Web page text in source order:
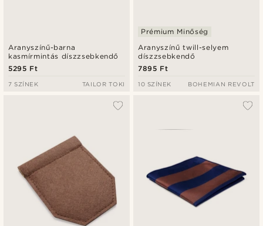
Aranyszínű-barna
kasmírmintás díszzsebkendő
5295 Ft
7 SZÍNEK TAILOR TOKI
Aranyszínű twill-selyem
díszzsebkendő
Prémium Minőség
7895 Ft
10 SZÍNEK BOHEMIAN REVOLT